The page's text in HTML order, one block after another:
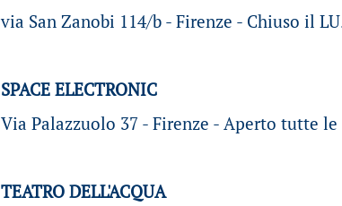
via San Zanobi 114/b - Firenze - Chiuso il
SPACE ELECTRONIC
Via Palazzuolo 37 - Firenze - Aperto tutte le
TEATRO DELL'ACQUA